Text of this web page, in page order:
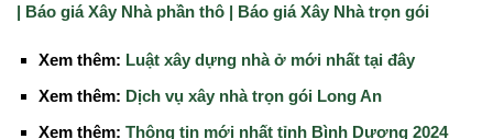
| Báo giá Xây Nhà phần thô | Báo giá Xây Nhà trọn gói
Xem thêm: Luật xây dựng nhà ở mới nhất tại đây
Xem thêm: Dịch vụ xây nhà trọn gói Long An
Xem thêm: Thông tin mới nhất tỉnh Bình Dương 2024